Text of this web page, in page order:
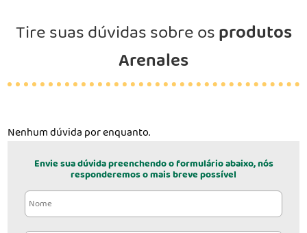
Tire suas dúvidas sobre osprodutos
Arenales
Nenhum dúvida por enquanto.
Envie sua dúvida preenchendo o formulário abaixo, nós
responderemos o mais breve possível